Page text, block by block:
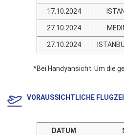
17.10.2024
27.10.2024
27.10.2024
*Bei Handyansicht: Um die
VORAUSSICHTLICHE
DATUM